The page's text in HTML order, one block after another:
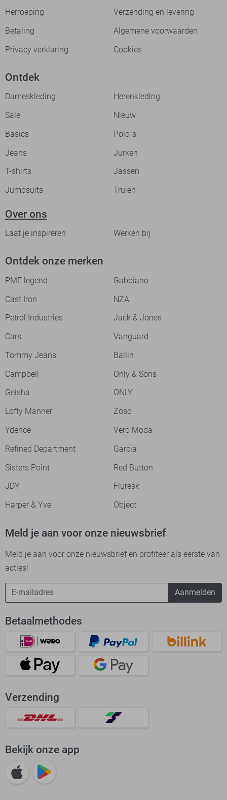
Herroeping
Verzending en levering
Betaling
Algemene voorwaarden
Privacy verklaring
Cookies
Ontdek
Dameskleding
Herenkleding
Sale
Nieuw
Basics
Polo`s
Jeans
Jurken
T-shirts
Jassen
Jumpsuits
Truien
Over ons
Laat je inspireren Werken bij
Ontdek onze merken
PME legend
Gabbiano
Cast Iron
NZA
Petrol Industries
Jack & Jones
Cars
Vanguard
Tommy Jeans
Ballin
Campbell
Only & Sons
Geisha
ONLY
Lofty Manner
Zoso
Ydence
Vero Moda
Refined Department
Garcia
Sisters Point
Red Button
JDY
Fluresk
Harper & Yve
Object
Meld je aan voor onze nieuwsbrief
Meld je aan voor onze nieuwsbrief en profiteer als eerste van
acties!
Aanmelden
Betaalmethodes
Verzending
Bekijk onze app